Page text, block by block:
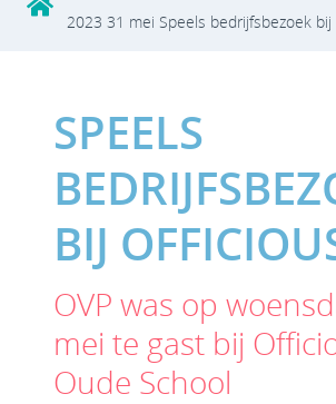
2023 31 mei Speels bedrijfsbezoek
SPEELS
BIJ
OVP was op
mei te gast bij
Oude School